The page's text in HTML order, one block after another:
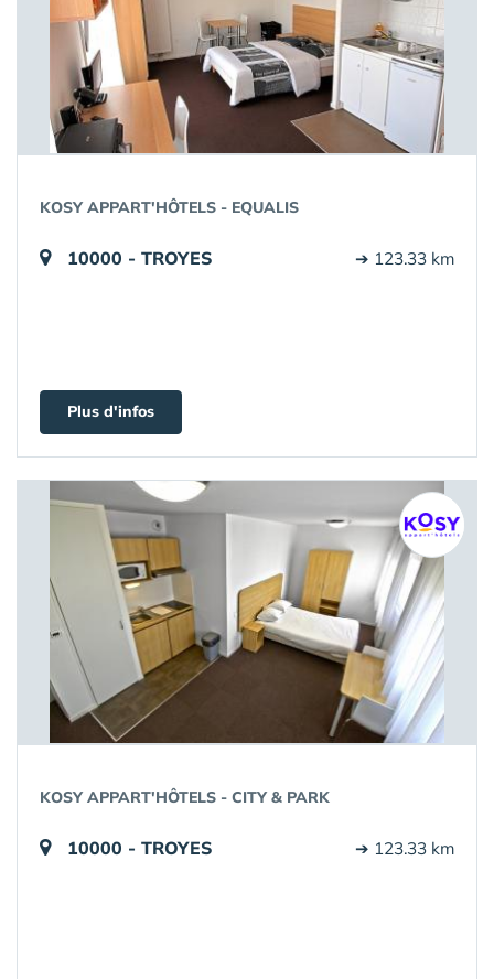
KOSY APPART'HÔTELS - EQUALIS
10000 - TROYES ➔ 123.33 km
Plus d'infos
KOSY APPART'HÔTELS - CITY & PARK
10000 - TROYES ➔ 123.33 km